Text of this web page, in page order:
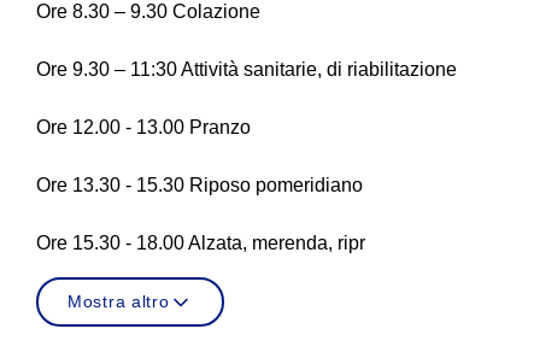
Ore 8.30 – 9.30 Colazione
Ore 9.30 – 11:30 Attività sanitarie, di riabilitazione
Ore 12.00 - 13.00 Pranzo
Ore 13.30 - 15.30 Riposo pomeridiano
Ore 15.30 - 18.00 Alzata, merenda, ripr
Mostra altro